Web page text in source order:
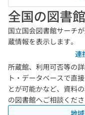
全国の図書
国立国会図書館サーチ
蔵情報を表示します。
連
所蔵館、利用可否等の
ト・データベースで直
とが可能かなど、資料
の図書館へご相談くだ
地